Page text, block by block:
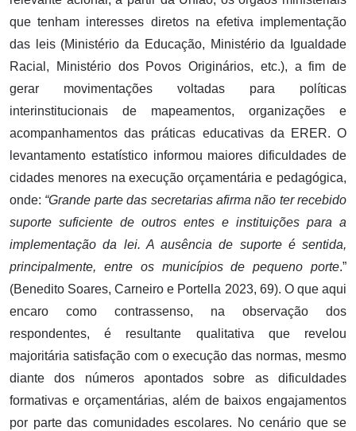
que tenham interesses diretos na efetiva implementação
das leis (Ministério da Educação, Ministério da Igualdade
Racial, Ministério dos Povos Originários, etc.), a fim de
gerar movimentações voltadas para políticas
interinstitucionais de mapeamentos, organizações e
acompanhamentos das práticas educativas da ERER. O
levantamento estatístico informou maiores dificuldades de
cidades menores na execução orçamentária e pedagógica,
onde: “Grande parte das secretarias afirma não ter recebido
suporte suficiente de outros entes e instituições para a
implementação da lei. A ausência de suporte é sentida,
principalmente, entre os municípios de pequeno porte.”
(Benedito Soares, Carneiro e Portella 2023, 69). O que aqui
encaro como contrassenso, na observação dos
respondentes, é resultante qualitativa que revelou
majoritária satisfação com o execução das normas, mesmo
diante dos números apontados sobre as dificuldades
formativas e orçamentárias, além de baixos engajamentos
por parte das comunidades escolares. No cenário que se